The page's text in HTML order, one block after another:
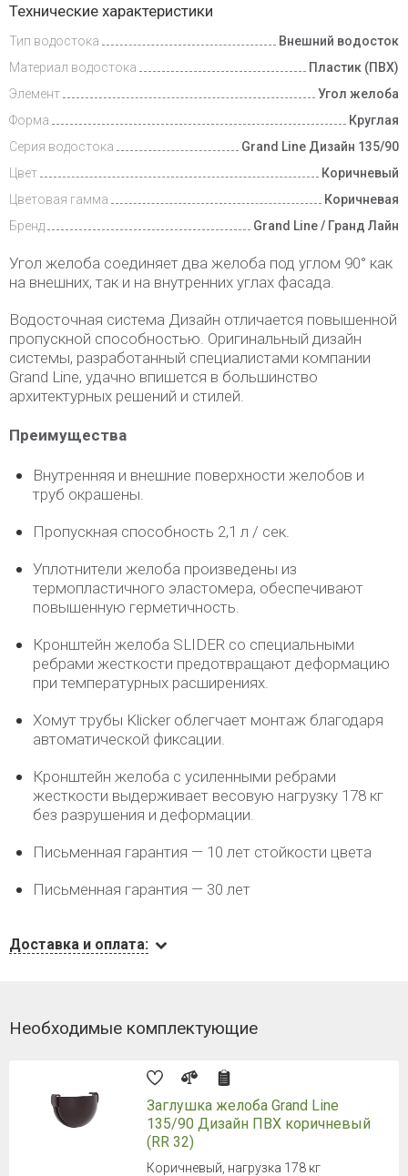
и оплата
Технические характеристики
Тип водостока
Внешний водосток
Материал водостока
Пластик (ПВХ)
Элемент
Угол желоба
Форма
Круглая
Серия водостока
Grand Line Дизайн 135/90
Цвет
Коричневый
Цветовая гамма
Коричневая
Бренд
Grand Line / Гранд Лайн
Угол желоба соединяет два желоба под углом 90° как
на внешних, так и на внутренних углах фасада.
Водосточная система Дизайн отличается повышенной
пропускной способностью. Оригинальный дизайн
системы, разработанный специалистами компании
Grand Line, удачно впишется в большинство
архитектурных решений и стилей.
Преимущества
Внутренняя и внешние поверхности желобов и
труб окрашены.
Пропускная способность 2,1 л / сек.
Уплотнители желоба произведены из
термопластичного эластомера, обеспечивают
повышенную герметичность.
Кронштейн желоба SLIDER со специальными
ребрами жесткости предотвращают деформацию
при температурных расширениях.
Хомут трубы Klicker облегчает монтаж благодаря
автоматической фиксации.
Кронштейн желоба с усиленными ребрами
жесткости выдерживает весовую нагрузку 178 кг
без разрушения и деформации.
Письменная гарантия — 10 лет стойкости цвета
Письменная гарантия — 30 лет
Доставка и оплата:
Необходимые комплектующие
Заглушка желоба Grand Line
135/90 Дизайн ПВХ коричневый
(RR 32)
Коричневый, нагрузка 178 кг